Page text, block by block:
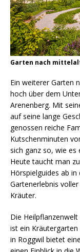
Garten nach
Ein weiterer Garten
hoch über dem
Arenenberg. Mit
auf seine lange
genossen reiche
Kutschenminuten
sich ganz so, wie es
Heute taucht man
Hörspielguides ab
Gartenerlebnis
Kräuter.
Die
ist ein
in Roggwil bietet